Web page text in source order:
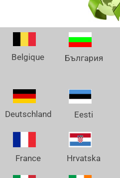
Belgique България
Deutschland Eesti
France Hrvatska